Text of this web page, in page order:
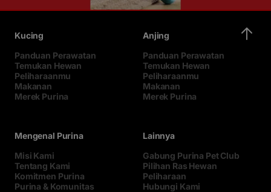
Kucing
Panduan Perawatan
Temukan Hewan
Peliharaanmu
Makanan
Merek Purina
Anjing
Panduan Perawatan
Temukan Hewan
Peliharaanmu
Makanan
Merek Purina
Mengenal Purina
Misi Kami
Tentang Kami
Komitmen Purina
Purina & Komunitas
Lainnya
Gabung Purina Pet Club
Pilihan Ras Hewan
Peliharaan
Hubungi Kami